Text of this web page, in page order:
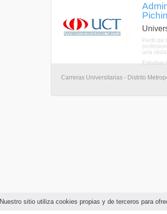
Nuestro sitio utiliza cookies propias y de terceros para
Perfil de
una
Estudiar
Carreras Universitarias - Distrito